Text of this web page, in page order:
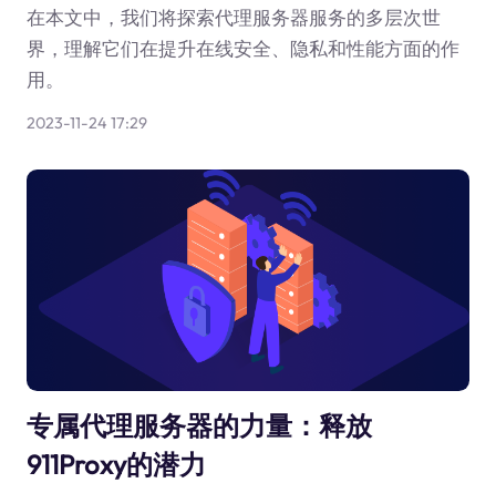
在本文中，我们将探索代理服务器服务的多层次世
界，理解它们在提升在线安全、隐私和性能方面的作
用。
2023-11-24 17:29
专属代理服务器的力量：释放
911Proxy的潜力